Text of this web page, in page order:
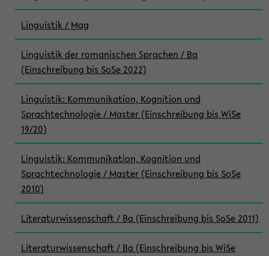
Linguistik / Mag
Linguistik der romanischen Sprachen / Ba
(Einschreibung bis SoSe 2022)
Linguistik: Kommunikation, Kognition und
Sprachtechnologie / Master (Einschreibung bis WiSe
19/20)
Linguistik: Kommunikation, Kognition und
Sprachtechnologie / Master (Einschreibung bis SoSe
2010)
Literaturwissenschaft / Ba (Einschreibung bis SoSe 2011)
Literaturwissenschaft / Ba (Einschreibung bis WiSe